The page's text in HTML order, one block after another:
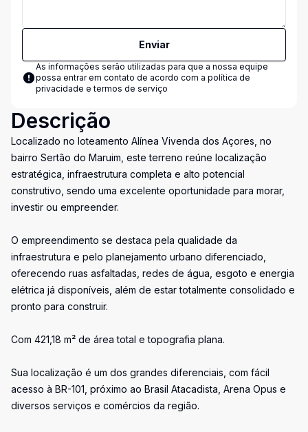
Enviar
As informações serão utilizadas para que a nossa equipe
possa entrar em contato de acordo com a política de
privacidade e termos de serviço
Descrição
Localizado no loteamento Alínea Vivenda dos Açores, no
bairro Sertão do Maruim, este terreno reúne localização
estratégica, infraestrutura completa e alto potencial
construtivo, sendo uma excelente oportunidade para morar,
investir ou empreender.
O empreendimento se destaca pela qualidade da
infraestrutura e pelo planejamento urbano diferenciado,
oferecendo ruas asfaltadas, redes de água, esgoto e energia
elétrica já disponíveis, além de estar totalmente consolidado e
pronto para construir.
Com 421,18 m² de área total e topografia plana.
Sua localização é um dos grandes diferenciais, com fácil
acesso à BR-101, próximo ao Brasil Atacadista, Arena Opus e
diversos serviços e comércios da região.